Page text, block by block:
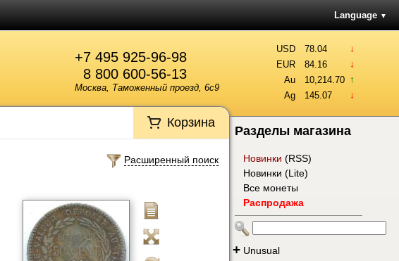
Language ▼
+7 495 925-96-98
8 800 600-56-13
Москва, Таможенный проезд, 6с9
USD 78.04 ↓
EUR 84.16 ↓
Au 10,214.70 ↑
Ag 145.07 ↓
Корзина
Расширенный поиск
Разделы магазина
Новинки (RSS)
Новинки (Lite)
Все монеты
Распродажа
+ Unusual